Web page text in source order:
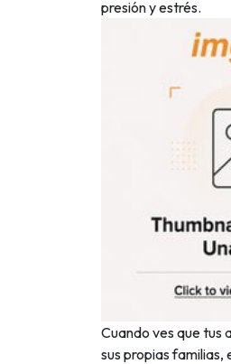
presión y estrés.
Cuando ves que tus
sus propias familias,